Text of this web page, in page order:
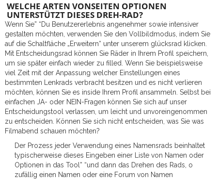
WELCHE ARTEN VONSEITEN OPTIONEN
UNTERSTÜTZT DIESES DREH-RAD?
Wenn Sie” “Du Benutzererlebnis angenehmer sowie intensiver
gestalten möchten, verwenden Sie den Vollbildmodus, indem Sie
auf die Schaltfläche „Erweitern“ unter unserem glücksrad klicken.
Mit Entscheidungsrad können Sie Räder in Ihrem Profil speichern,
um sie später einfach wieder zu filled. Wenn Sie beispielsweise
viel Zeit mit der Anpassung welcher Einstellungen eines
bestimmten Lenkrads verbracht besitzen und es nicht verlieren
möchten, können Sie es inside Ihrem Profil ansammeln. Selbst bei
einfachen JA- oder NEIN-Fragen können Sie sich auf unser
Entscheidungstool verlassen, um leicht und unvoreingenommen
zu entscheiden. Können Sie sich nicht entscheiden, was Sie was
Filmabend schauen möchten?
Der Prozess jeder Verwendung eines Namensrads beinhaltet
typischerweise dieses Eingeben einer Liste von Namen oder
Optionen in das Tool” “und dann das Drehen des Rads, o
zufällig einen Namen oder eine Forum von Namen